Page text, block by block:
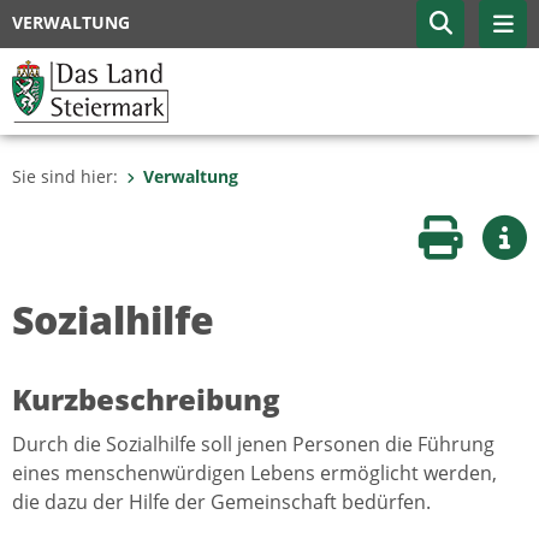
VERWALTUNG
Sie sind hier: Verwaltung
Seite
Sozialhilfe
Kurzbeschreibung
Durch die Sozialhilfe soll jenen Personen die Führung
eines menschenwürdigen Lebens ermöglicht werden,
die dazu der Hilfe der Gemeinschaft bedürfen.